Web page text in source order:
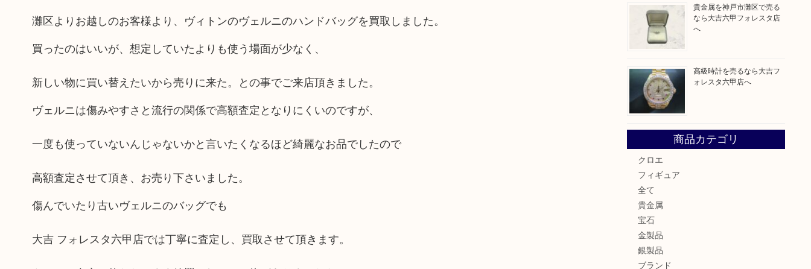
灘区よりお越しのお客様より、ヴィトンのヴェルニのハンドバッグを買取しました。
買ったのはいいが、想定していたよりも使う場面が少なく、
新しい物に買い替えたいから売りに来た。との事でご来店頂きました。
ヴェルニは傷みやすさと流行の関係で高額査定となりにくいのですが、
一度も使っていないんじゃないかと言いたくなるほど綺麗なお品でしたので
高額査定させて頂き、お売り下さいました。
傷んでいたり古いヴェルニのバッグでも
大吉 フォレスタ六甲店では丁寧に査定し、買取させて頂きます。
貴金属を神戸市灘区で売る
なら大吉六甲フォレスタ店
へ
高級時計を売るなら大吉フ
ォレスタ六甲店へ
商品カテゴリ
クロエ
フィギュア
全て
貴金属
宝石
金製品
銀製品
ブランド